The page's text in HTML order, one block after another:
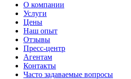
О компании
Услуги
Цены
Наш опыт
Отзывы
Пресс-центр
Агентам
Контакты
Часто задаваемые вопросы